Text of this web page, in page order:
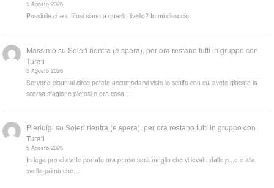
5 Agosto 2026
Possibile che u tifosi siano a questo livello? Io mi dissocio.
Massimo suSoleri rientra (e spera), per ora restano tutti in gruppo con
Turati
5 Agosto 2026
Servono cloun al circo potete accomodarvi visto lo schifo con cui avete giocato la
scorsa stagione pietosi e ora cosa…
Pierluigi suSoleri rientra (e spera), per ora restano tutti in gruppo con
Turati
5 Agosto 2026
In lega pro ci avete portato ora penso sarà meglio che vi levate dalle p...e e alla
svelta prima che…